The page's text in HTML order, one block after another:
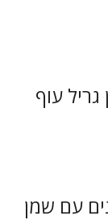
עוף
עם שמן